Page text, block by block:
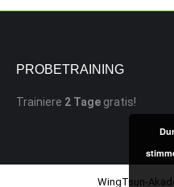
PROBETRAINING
Trainiere 2 Tage gratis!
WingTsun-